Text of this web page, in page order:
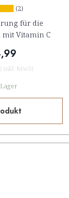
(2)
für die
mit Vitamin C
) inkl. MwSt